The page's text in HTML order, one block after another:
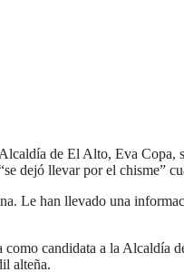
de El Alto, Eva
dejó llevar por el chisme”
Le han llevado una
candidata a la Alcaldía
alteña.